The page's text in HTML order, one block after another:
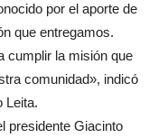
por el aporte de
que entregamos.
cumplir la misión que
comunidad», indicó
Leita.
presidente Giacinto